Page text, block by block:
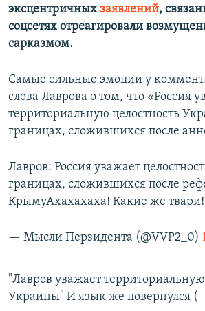
эксцентричных заявлений,
соцсетях отреагировали
сарказмом.
Самые сильные эмоции у
слова Лаврова о том, что «Россия
территориальную целостность
границах, сложившихся после
Лавров: Россия уважает
границах, сложившихся после
КрымуАхахахаха! Какие же твари!
— Мысли Перзидента (@VVP2_0)
"Лавров уважает территориальную
Украины" И язык же повернулся (